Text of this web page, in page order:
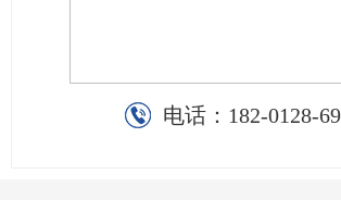
电话： 182-0128-